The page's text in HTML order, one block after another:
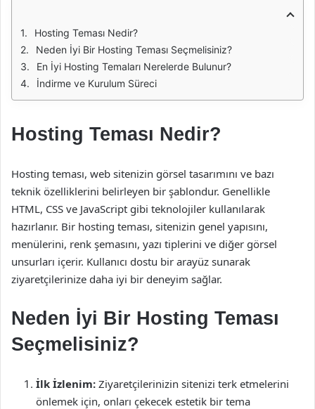
Hosting Teması Nedir?
Neden İyi Bir Hosting Teması Seçmelisiniz?
En İyi Hosting Temaları Nerelerde Bulunur?
İndirme ve Kurulum Süreci
Hosting Teması Nedir?
Hosting teması, web sitenizin görsel tasarımını ve bazı
teknik özelliklerini belirleyen bir şablondur. Genellikle
HTML, CSS ve JavaScript gibi teknolojiler kullanılarak
hazırlanır. Bir hosting teması, sitenizin genel yapısını,
menülerini, renk şemasını, yazı tiplerini ve diğer görsel
unsurları içerir. Kullanıcı dostu bir arayüz sunarak
ziyaretçilerinize daha iyi bir deneyim sağlar.
Neden İyi Bir Hosting Teması
Seçmelisiniz?
İlk İzlenim: Ziyaretçilerinizin sitenizi terk etmelerini
önlemek için, onları çekecek estetik bir tema